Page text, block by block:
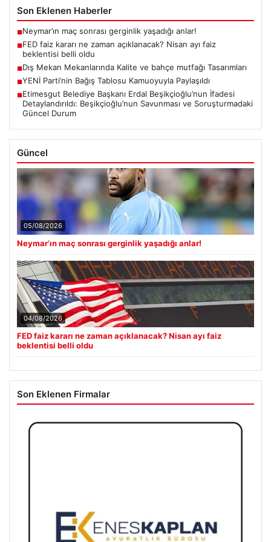
Son Eklenen Haberler
■Neymar’ın maç sonrası gerginlik yaşadığı anlar!
■FED faiz kararı ne zaman açıklanacak? Nisan ayı faiz
beklentisi belli oldu
■Dış Mekan Mekanlarında Kalite ve bahçe mutfağı Tasarımları
■YENİ Parti’nin Bağış Tablosu Kamuoyuyla Paylaşıldı
■Etimesgut Belediye Başkanı Erdal Beşikçioğlu’nun İfadesi
Detaylandırıldı: Beşikçioğlu’nun Savunması ve Soruşturmadaki
Güncel Durum
Güncel
05/08/2026
Neymar’ın maç sonrası gerginlik yaşadığı anlar!
04/08/2026
FED faiz kararı ne zaman açıklanacak? Nisan ayı faiz
beklentisi belli oldu
Son Eklenen Firmalar